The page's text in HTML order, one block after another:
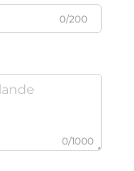
0/200
0/1000